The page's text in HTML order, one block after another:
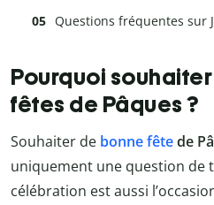
Questions fréquentes sur
Pourquoi
fêtes de Pâques ?
Souhaiter de bonne fêtede
uniquement une question de
célébration est aussi